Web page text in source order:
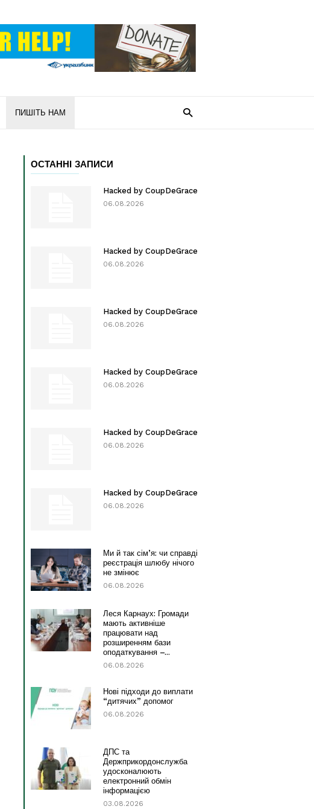
ПИШІТЬ НАМ
ОСТАННІ ЗАПИСИ
Hacked by CoupDeGrace
06.08.2026
Hacked by CoupDeGrace
06.08.2026
Hacked by CoupDeGrace
06.08.2026
Hacked by CoupDeGrace
06.08.2026
Hacked by CoupDeGrace
06.08.2026
Hacked by CoupDeGrace
06.08.2026
Ми й так сім’я: чи справді
реєстрація шлюбу нічого
не змінює
06.08.2026
Леся Карнаух: Громади
мають активніше
працювати над
розширенням бази
оподаткування –...
06.08.2026
Нові підходи до виплати
“дитячих” допомог
06.08.2026
ДПС та
Держприкордонслужба
удосконалюють
електронний обмін
інформацією
03.08.2026